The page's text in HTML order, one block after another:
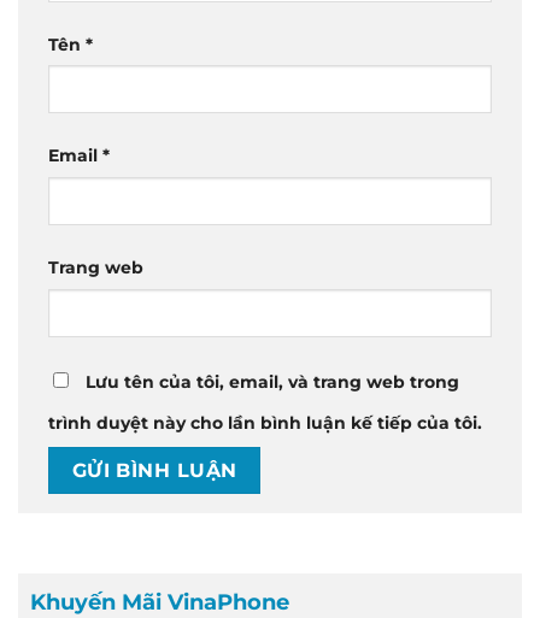
Tên *
Email *
Trang web
Lưu tên của tôi, email, và trang web trong
trình duyệt này cho lần bình luận kế tiếp của tôi.
Khuyến Mãi VinaPhone